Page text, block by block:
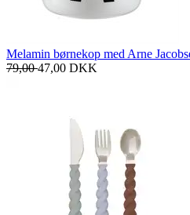
Melamin børnekop med Arne
79,0047,00 DKK